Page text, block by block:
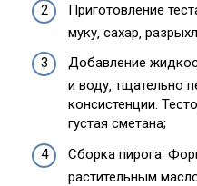
Приготовление
муку‚ сахар‚
Добавление
и воду‚ тщательно
консистенции.
густая сметана;
Сборка пирога:
растительным